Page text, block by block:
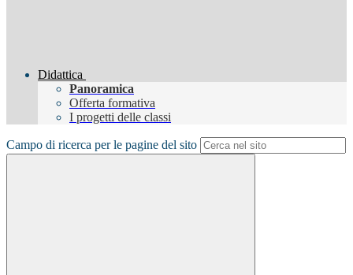
Didattica
Panoramica
Offerta formativa
I progetti delle classi
Campo di ricerca per le pagine del sito